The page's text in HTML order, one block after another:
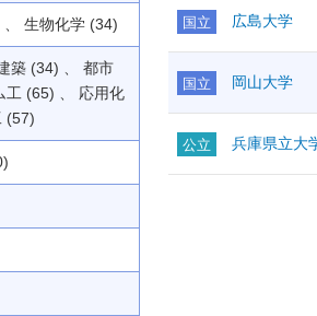
生物化学 (34)
築 (34) 、 都市
工 (65) 、 応用化
(57)
国立 広島大学
国立 岡山大学
公立 兵庫県立大